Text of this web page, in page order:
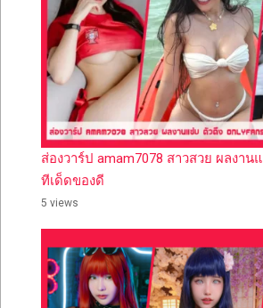
ส่องวาร์ป amam7078 สาวสวย ผลงาน
ทีเด็ดของดี
5 views